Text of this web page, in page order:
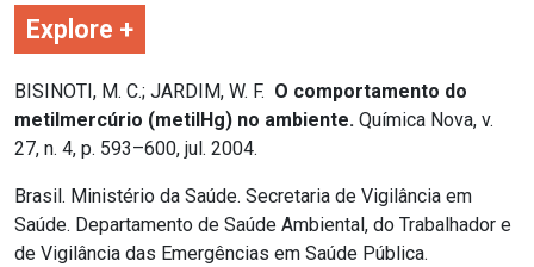
Explore +
BISINOTI, M. C.; JARDIM, W. F. O comportamento do
metilmercúrio (metilHg) no ambiente. Química Nova, v.
27, n. 4, p. 593–600, jul. 2004.
Brasil. Ministério da Saúde. Secretaria de Vigilância em
Saúde. Departamento de Saúde Ambiental, do Trabalhador e
de Vigilância das Emergências em Saúde Pública.